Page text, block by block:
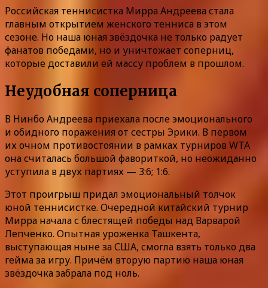
Российская теннисистка Мирра Андреева стала
главным открытием женского тенниса в этом
сезоне. Но наша юная звёздочка не только радует
фанатов победами, но и уничтожает соперниц,
которые доставили ей массу проблем в прошлом.
Неудобная соперница
В Нинбо Андреева приехала после эмоционального
и обидного поражения от сестры Эрики. В первом
их очном противостоянии в рамках турниров WTA
она считалась большой фавориткой, но неожиданно
уступила в двух партиях — 3:6; 1:6.
Этот проигрыш придал эмоциональный толчок
юной теннисистке. Очередной китайский турнир
Мирра начала с блестящей победы над Варварой
Лепченко. Опытная уроженка Ташкента,
выступающая ныне за США, смогла взять только два
гейма за игру. Причём вторую партию наша юная
звёздочка забрала под ноль.